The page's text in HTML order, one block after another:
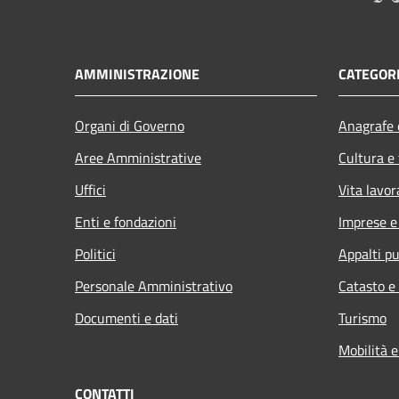
AMMINISTRAZIONE
Organi di Governo
Aree Amministrative
Uffici
Enti e fondazioni
Politici
Personale Amministrativo
Documenti e dati
Cultura
Vita
Imprese
Appalti
Catasto
Turismo
Mobilità
CONTATTI